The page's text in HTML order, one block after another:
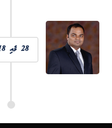
28 މެއި 2018